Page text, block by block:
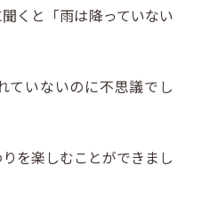
くと「雨は降っていない
ていないのに不思議でし
を楽しむことができまし